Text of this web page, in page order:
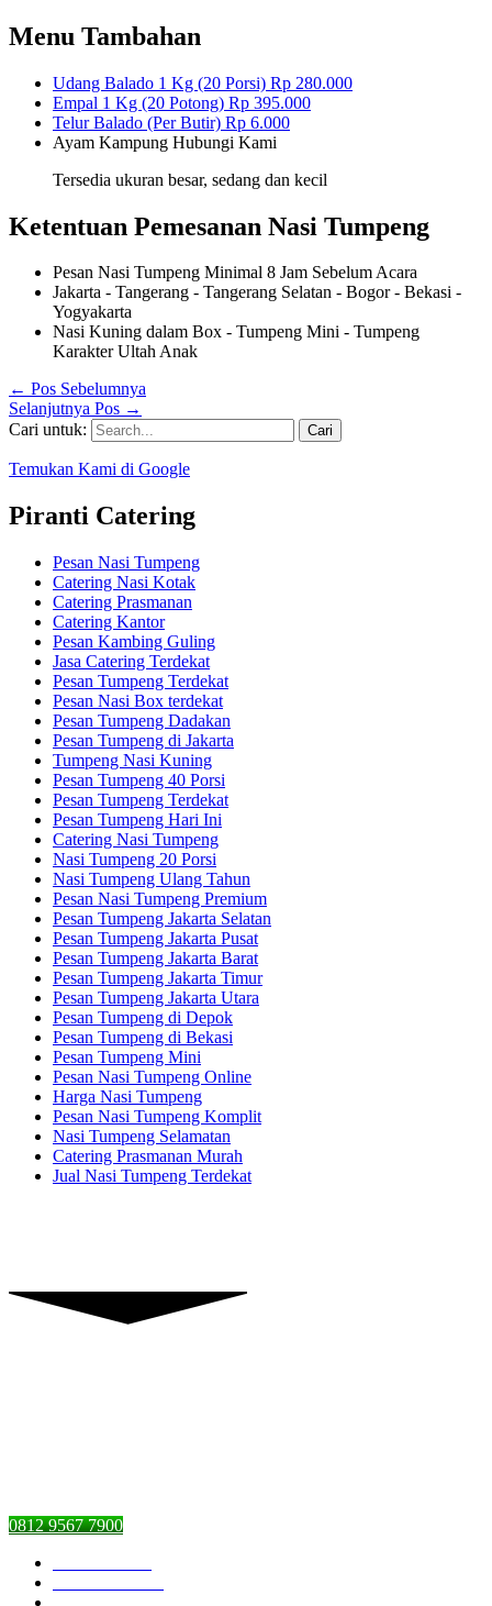
Menu Tambahan
Udang Balado 1 Kg (20 Porsi) Rp 280.000
Empal 1 Kg (20 Potong) Rp 395.000
Telur Balado (Per Butir) Rp 6.000
Ayam Kampung Hubungi Kami
Tersedia ukuran besar, sedang dan kecil
Ketentuan Pemesanan Nasi Tumpeng
Pesan Nasi Tumpeng Minimal 8 Jam Sebelum Acara
Jakarta - Tangerang - Tangerang Selatan - Bogor - Bekasi -
Yogyakarta
Nasi Kuning dalam Box - Tumpeng Mini - Tumpeng
Karakter Ultah Anak
← Pos Sebelumnya
Selanjutnya Pos →
Cari untuk:
Temukan Kami di Google
Piranti Catering
Pesan Nasi Tumpeng
Catering Nasi Kotak
Catering Prasmanan
Catering Kantor
Pesan Kambing Guling
Jasa Catering Terdekat
Pesan Tumpeng Terdekat
Pesan Nasi Box terdekat
Pesan Tumpeng Dadakan
Pesan Tumpeng di Jakarta
Tumpeng Nasi Kuning
Pesan Tumpeng 40 Porsi
Pesan Tumpeng Terdekat
Pesan Tumpeng Hari Ini
Catering Nasi Tumpeng
Nasi Tumpeng 20 Porsi
Nasi Tumpeng Ulang Tahun
Pesan Nasi Tumpeng Premium
Pesan Tumpeng Jakarta Selatan
Pesan Tumpeng Jakarta Pusat
Pesan Tumpeng Jakarta Barat
Pesan Tumpeng Jakarta Timur
Pesan Tumpeng Jakarta Utara
Pesan Tumpeng di Depok
Pesan Tumpeng di Bekasi
Pesan Tumpeng Mini
Pesan Nasi Tumpeng Online
Harga Nasi Tumpeng
Pesan Nasi Tumpeng Komplit
Nasi Tumpeng Selamatan
Catering Prasmanan Murah
Jual Nasi Tumpeng Terdekat
0812 9567 7900